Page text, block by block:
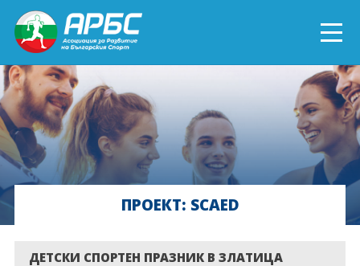
ENGLISH
СПОРТ БЛИЗО ДО ТЕБ
ТЕКУЩИ ПРОЕКТИ
ОНЛАЙН ОБУЧЕНИЯПРОЕКТ: SCAED
ДЕТСКИ СПОРТЕН ПРАЗНИК В ЗЛАТИЦА